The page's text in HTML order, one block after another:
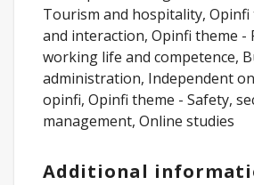
Tourism and hospitality, Opinfi
and interaction, Opinfi theme -
working life and competence,
administration, Independent
opinfi, Opinfi theme - Safety,
management, Online studies
Additional